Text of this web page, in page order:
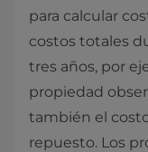
para calcular
costos totales
tres años, por
propiedad
también el
repuesto. Los